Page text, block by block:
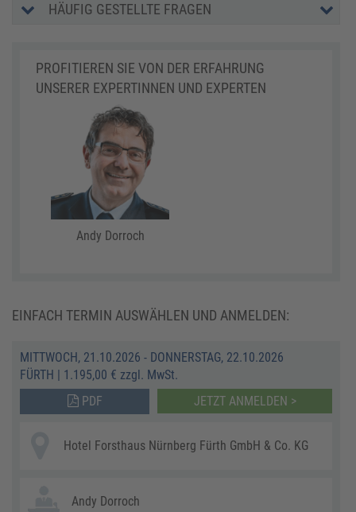
HÄUFIG GESTELLTE FRAGEN
PROFITIEREN SIE VON DER ERFAHRUNG
UNSERER EXPERTINNEN UND EXPERTEN
Andy Dorroch
EINFACH TERMIN AUSWÄHLEN UND ANMELDEN:
MITTWOCH, 21.10.2026 - DONNERSTAG, 22.10.2026
FÜRTH
1.195,00 € zzgl. MwSt.
PDF
JETZT ANMELDEN >
Hotel Forsthaus Nürnberg Fürth GmbH & Co. KG
Andy Dorroch